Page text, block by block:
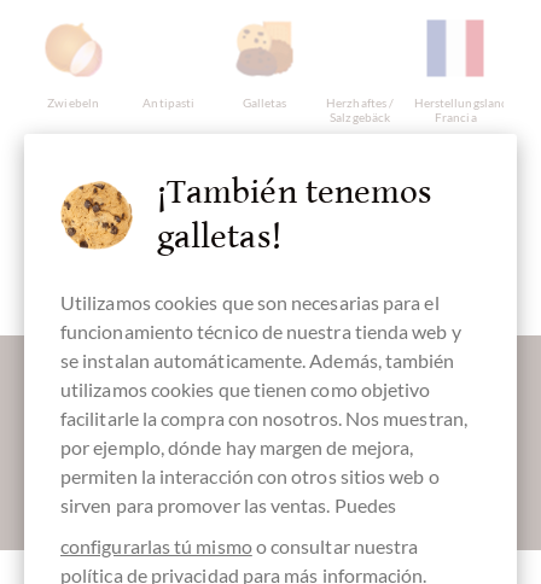
Zwiebeln Antipasti Galletas
Herzhaftes /
Salzgebäck
Herstellungsland
Francia
Embalaje
Déjanos endulzar tu bandeja de entrada:
Absenden
¡También tenemos
galletas!
Utilizamos cookies que son necesarias para el
funcionamiento técnico de nuestra tienda web y
se instalan automáticamente. Además, también
utilizamos cookies que tienen como objetivo
facilitarle la compra con nosotros. Nos muestran,
por ejemplo, dónde hay margen de mejora,
permiten la interacción con otros sitios web o
sirven para promover las ventas. Puedes
configurarlas tú mismoo consultar nuestra
política de privacidad para más información.